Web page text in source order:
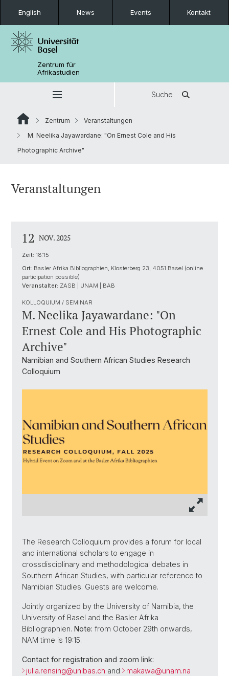
English News Events Kontakt
Zentrum für
Afrikastudien
Suche
Zentrum
Veranstaltungen
M. Neelika Jayawardane: "On Ernest Cole and His
Photographic Archive"
Veranstaltungen
12 NOV. 2025
Zeit: 18:15
Ort: Basler Afrika Bibliographien, Klosterberg 23, 4051 Basel (online
participation possible)
Veranstalter: ZASB | UNAM | BAB
KOLLOQUIUM / SEMINAR
M. Neelika Jayawardane: "On
Ernest Cole and His Photographic
Archive"
Namibian and Southern African Studies Research
Colloquium
The Research Colloquium provides a forum for local
and international scholars to engage in
crossdisciplinary and methodological debates in
Southern African Studies, with particular reference to
Namibian Studies. Guests are welcome.
Jointly organized by the University of Namibia, the
University of Basel and the Basler Afrika
Bibliographien. Note: from October 29th onwards,
NAM time is 19:15.
Contact for registration and zoom link:
julia.rensing@unibas.ch and makawa@unam.na